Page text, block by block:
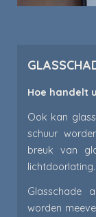
Hoe handelt
Ook kan
schuur
breuk van
Glasschade
worden